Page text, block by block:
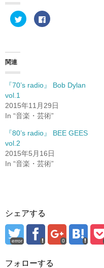
ク
リ
e
r
共
有
(
新
い
ン
ド
ウ
で
F
a
は
ク
リ
ッ
だ
さ
い
(
で
開
き
ま
関連
『70’s radio』 Bob Dylan
vol.1
2015年11月29日
In “音楽・芸術”
『80’s radio』 BEE GEES
vol.2
2015年5月16日
In “音楽・芸術”
シェアする
error 0
フォローする